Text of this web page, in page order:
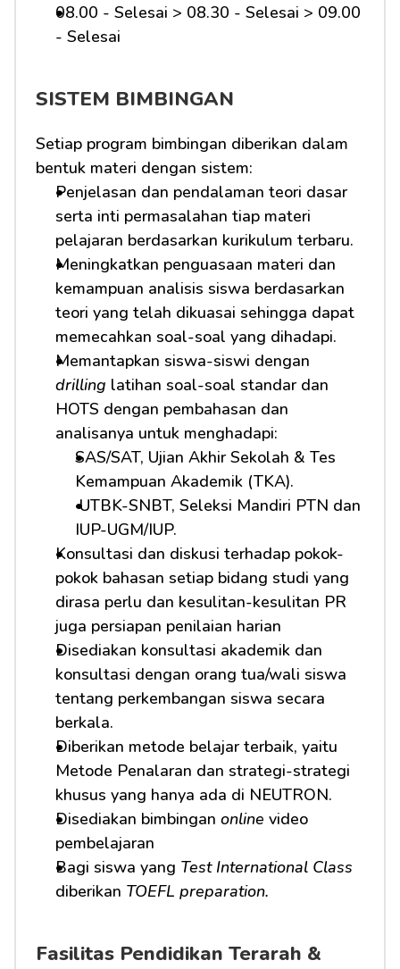
08.00 - Selesai > 08.30 - Selesai > 09.00
- Selesai
SISTEM BIMBINGAN
Setiap program bimbingan diberikan dalam
bentuk materi dengan sistem:
Penjelasan dan pendalaman teori dasar
serta inti permasalahan tiap materi
pelajaran berdasarkan kurikulum terbaru.
Meningkatkan penguasaan materi dan
kemampuan analisis siswa berdasarkan
teori yang telah dikuasai sehingga dapat
memecahkan soal-soal yang dihadapi.
drilling latihan soal-soal standar dan
HOTS dengan pembahasan dan
analisanya untuk menghadapi:
SAS/SAT, Ujian Akhir Sekolah & Tes
Kemampuan Akademik (TKA).
UTBK-SNBT, Seleksi Mandiri PTN dan
IUP-UGM/IUP.
Konsultasi dan diskusi terhadap pokok-
pokok bahasan setiap bidang studi yang
dirasa perlu dan kesulitan-kesulitan PR
juga persiapan penilaian harian
Disediakan konsultasi akademik dan
konsultasi dengan orang tua/wali siswa
tentang perkembangan siswa secara
berkala.
Diberikan metode belajar terbaik, yaitu
Metode Penalaran dan strategi-strategi
khusus yang hanya ada di NEUTRON.
Disediakan bimbingan online video
pembelajaran
Bagi siswa yang Test International Class
diberikan TOEFL preparation.
Fasilitas Pendidikan Terarah &